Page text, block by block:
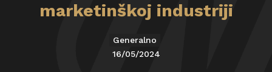
marketinškoj industriji
Generalno
16/05/2024